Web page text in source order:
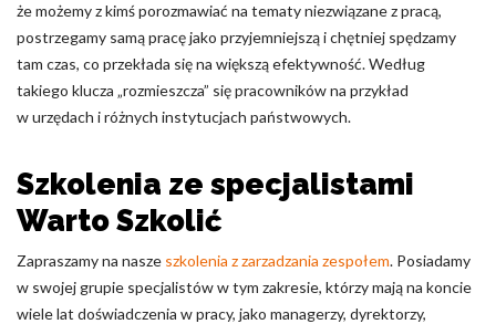
że możemy z kimś porozmawiać na tematy niezwiązane z pracą,
postrzegamy samą pracę jako przyjemniejszą i chętniej spędzamy
tam czas, co przekłada się na większą efektywność. Według
takiego klucza „rozmieszcza” się pracowników na przykład
w urzędach i różnych instytucjach państwowych.
Szkolenia ze specjalistami
Warto Szkolić
Zapraszamy na nasze szkolenia z zarzadzania zespołem. Posiadamy
w swojej grupie specjalistów w tym zakresie, którzy mają na koncie
wiele lat doświadczenia w pracy, jako managerzy, dyrektorzy,